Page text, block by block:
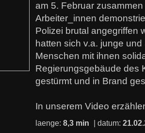
am 5. Februar
Arbeiter_innen
Polizei brutal angegriffen
hatten sich v.a. junge
Menschen mit ihnen
Regierungsgebäude des
gestürmt und in Brand
In unserem Video
laenge: 8,3 min | datum: